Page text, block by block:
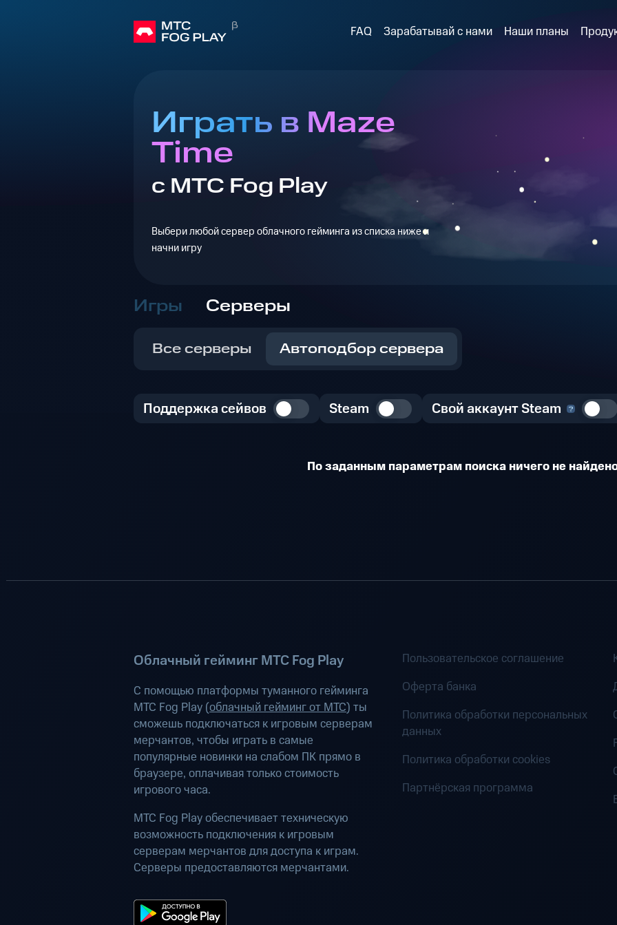
FAQ Зарабатывай с нами Наши планы
Играть в Maze
Time
с МТС Fog Play
Выбери любой сервер облачного гейминга из списка ниже и
начни игру
Игры Серверы
Все серверы Автоподбор сервера
Поддержка сейвов Steam Свой аккаунт Steam
По заданным параметрам поиска ничего не
Облачный гейминг МТС Fog Play
С помощью платформы туманного гейминга
МТС Fog Play (облачный гейминг от МТС) ты
сможешь подключаться к игровым серверам
мерчантов, чтобы играть в самые
популярные новинки на слабом ПК прямо в
браузере, оплачивая только стоимость
игрового часа.
МТС Fog Play обеспечивает техническую
возможность подключения к игровым
серверам мерчантов для доступа к играм.
Серверы предоставляются мерчантами.
Пользовательское соглашение
Оферта банка
Политика обработки персональных
данных
Политика обработки cookies
Партнёрская программа